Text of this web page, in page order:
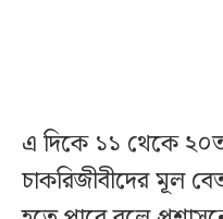
এ দিকে ১১ থেকে
চাকরিজীবীদের মূল